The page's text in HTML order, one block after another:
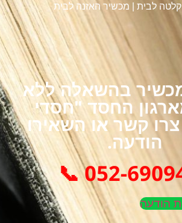
לבית מכשיר האזנה לבית
בהשאלה ללא
החסד "חסדי
קשר או השאירו
הודעה.
052-
הודעה